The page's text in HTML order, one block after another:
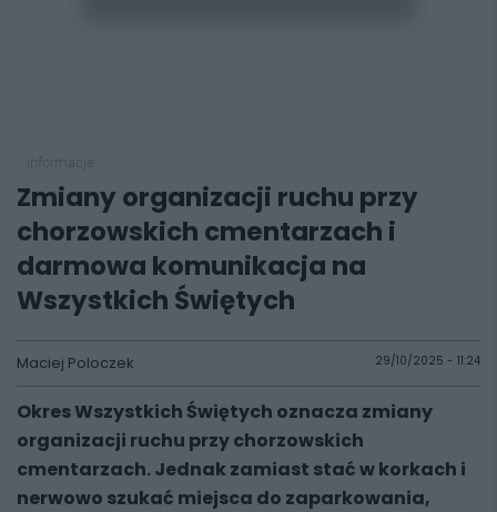
Zmiany organizacji ruchu przy
chorzowskich cmentarzach i
darmowa komunikacja na
Wszystkich Świętych
Maciej Poloczek 29/10/2025 - 11:24
Okres Wszystkich Świętych oznacza zmiany
organizacji ruchu przy chorzowskich
cmentarzach. Jednak zamiast stać w korkach i
nerwowo szukać miejsca do zaparkowania,